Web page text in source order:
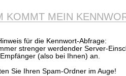
KOMMT MEIN
für die Kennwort-Abfrage:
strenger werdender Server-
(also bei Ihnen) an.
Sie Ihren Spam-Ordner im Auge!